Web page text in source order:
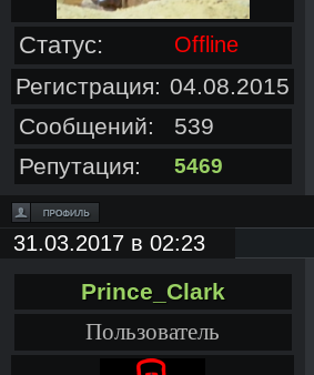
Статус: Offline
Регистрация: 04.08.2015
Сообщений:
539
Репутация:
5469
31.03.2017 в 02:23
Prince_Clark
Пользователь